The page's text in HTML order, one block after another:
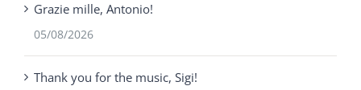
Grazie mille, Antonio!
05/08/2026
Thank you for the music, Sigi!